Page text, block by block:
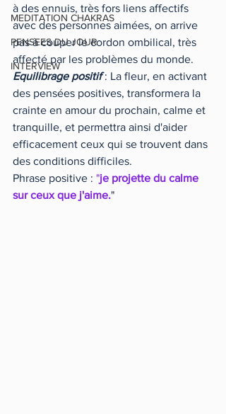
MEDITATION CHAKRAS
PENSEES DU JOUR
INTERVIEW
à des ennuis, très fors liens affectifs
avec des personnes aimées, on arrive
pas à couper le cordon ombilical, très
affecté par les problèmes du monde.
Equilibrage positif : La fleur, en activant
des pensées positives, transformera la
crainte en amour du prochain, calme et
tranquille, et permettra ainsi d'aider
efficacement ceux qui se trouvent dans
des conditions difficiles.
Phrase positive : "je projette du calme
sur ceux que j'aime."